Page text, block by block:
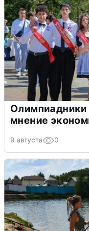
мнение
9 августа 0